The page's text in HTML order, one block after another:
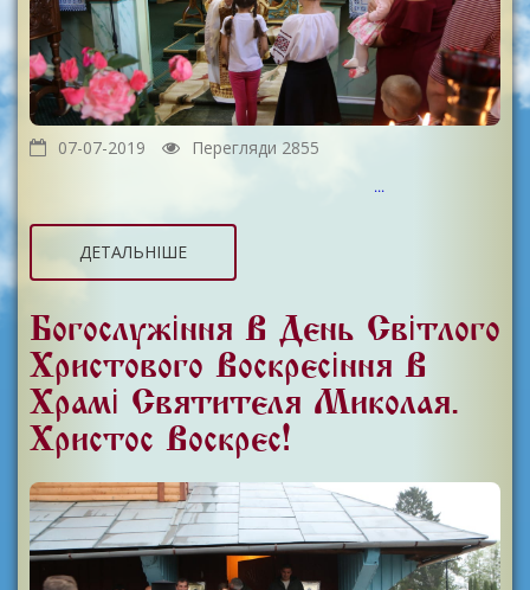
07-07-2019 Перегляди 2855
...
ДЕТАЛЬНІШЕ
Богослужіння В День Світлого
Христового Воскресіння В
Храмі Святителя Миколая.
Христос Воскрес!